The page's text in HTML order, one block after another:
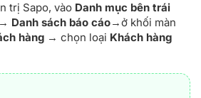
trị Sapo, vào Danh mục bên trái
→ Danh sách báo cáo→ở khối màn
hàng → chọn loại Khách hàng